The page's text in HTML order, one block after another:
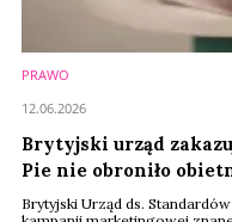
PRAWO
Brytyjski urząd
Pie nie obroniło
Brytyjski Urząd ds.
12.06.2026